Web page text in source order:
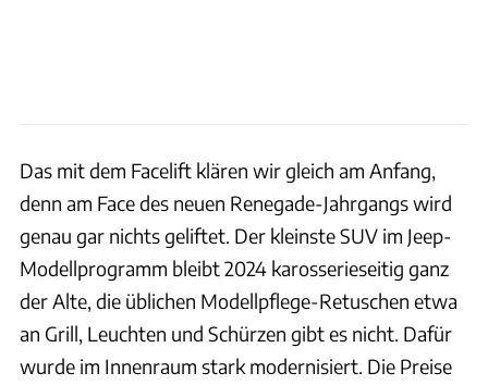
Das mit dem Facelift klären wir gleich am Anfang,
denn am Face des neuen Renegade-Jahrgangs wird
genau gar nichts geliftet. Der kleinste SUV im Jeep-
Modellprogramm bleibt 2024 karosserieseitig ganz
der Alte, die üblichen Modellpflege-Retuschen etwa
an Grill, Leuchten und Schürzen gibt es nicht. Dafür
wurde im Innenraum stark modernisiert. Die Preise